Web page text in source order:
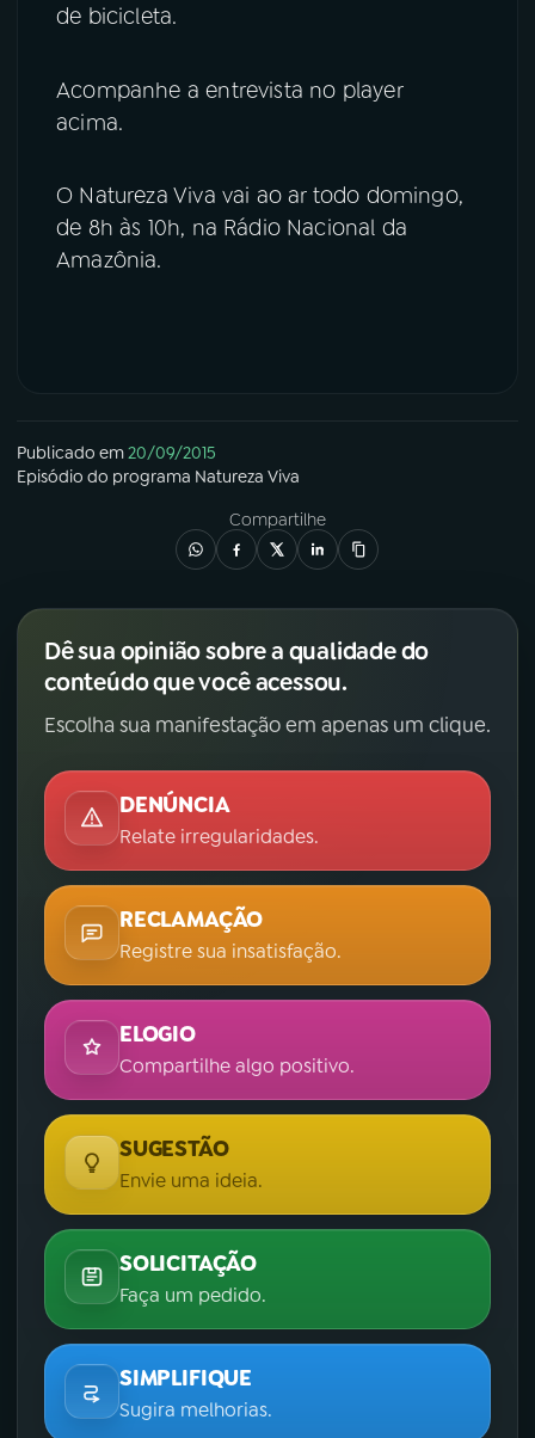
de bicicleta.
Acompanhe a entrevista no player
acima.
O Natureza Viva vai ao ar todo domingo,
de 8h às 10h, na Rádio Nacional da
Amazônia.
Publicado em20/09/2015
Episódio do programa Natureza Viva
Compartilhe
Dê sua opinião sobre a qualidade do
conteúdo que você acessou.
Escolha sua manifestação em apenas um clique.
DENÚNCIA
Relate irregularidades.
RECLAMAÇÃO
Registre sua insatisfação.
ELOGIO
Compartilhe algo positivo.
SUGESTÃO
Envie uma ideia.
SOLICITAÇÃO
Faça um pedido.
SIMPLIFIQUE
Sugira melhorias.